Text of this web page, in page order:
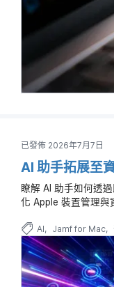
已發佈 2026年7月7日
AI 助手拓展至
瞭解 AI 助手如何透
化 Apple 裝置管理與
AI Jamf for Mac